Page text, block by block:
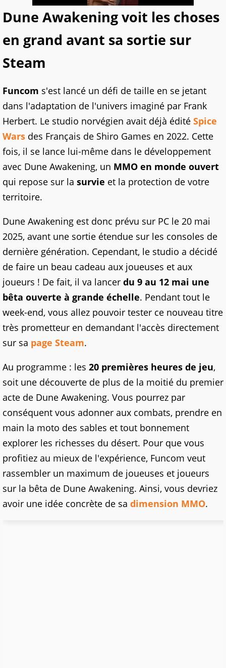
Dune Awakening voit les choses
en grand avant sa sortie sur
Steam
Funcom s'est lancé un défi de taille en se jetant
dans l'adaptation de l'univers imaginé par Frank
Herbert. Le studio norvégien avait déjà édité Spice
Wars des Français de Shiro Games en 2022. Cette
fois, il se lance lui-même dans le développement
avec Dune Awakening, un MMO en monde ouvert
qui repose sur la survie et la protection de votre
territoire.
Dune Awakening est donc prévu sur PC le 20 mai
2025, avant une sortie étendue sur les consoles de
dernière génération. Cependant, le studio a décidé
de faire un beau cadeau aux joueuses et aux
joueurs ! De fait, il va lancer du 9 au 12 mai une
bêta ouverte à grande échelle. Pendant tout le
week-end, vous allez pouvoir tester ce nouveau titre
très prometteur en demandant l'accès directement
sur sa page Steam.
Au programme : les 20 premières heures de jeu,
soit une découverte de plus de la moitié du premier
acte de Dune Awakening. Vous pourrez par
conséquent vous adonner aux combats, prendre en
main la moto des sables et tout bonnement
explorer les richesses du désert. Pour que vous
profitiez au mieux de l'expérience, Funcom veut
rassembler un maximum de joueuses et joueurs
sur la bêta de Dune Awakening. Ainsi, vous devriez
avoir une idée concrète de sa dimension MMO.